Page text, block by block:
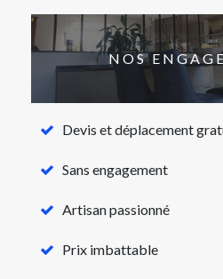
NOS
Devis et déplacement
Sans engagement
Artisan passionné
Prix imbattable